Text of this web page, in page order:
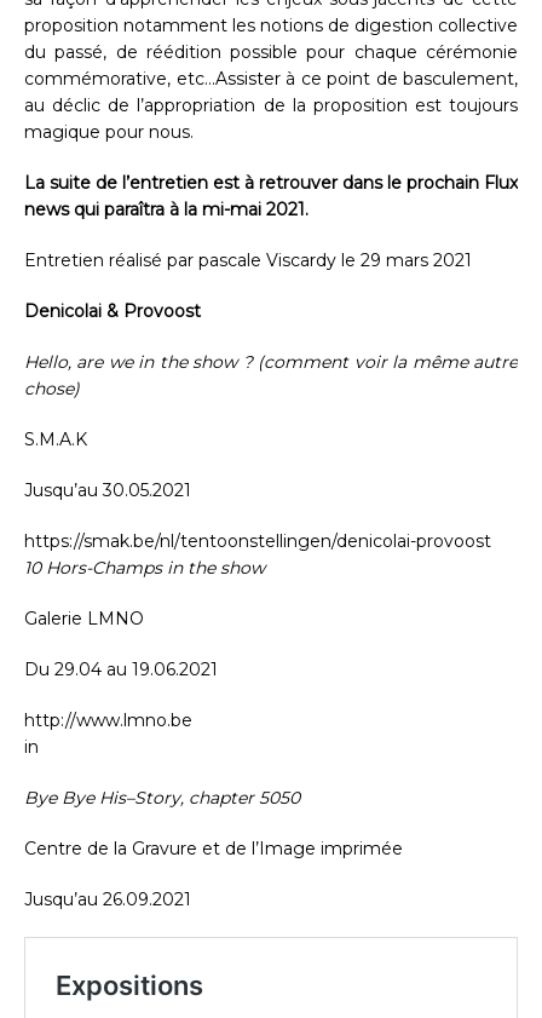
proposition notamment les notions de digestion collective
du passé, de réédition possible pour chaque cérémonie
commémorative, etc…Assister à ce point de basculement,
au déclic de l’appropriation de la proposition est toujours
magique pour nous.
La suite de l’entretien est à retrouver dans le prochain Flux
news qui paraîtra à la mi-mai 2021.
Entretien réalisé par pascale Viscardy le 29 mars 2021
Denicolai & Provoost
Hello, are we in the show ? (comment voir la même autre
chose)
S.M.A.K
Jusqu’au 30.05.2021
https://smak.be/nl/tentoonstellingen/denicolai-provoost
10 Hors-Champs in the show
Galerie LMNO
Du 29.04 au 19.06.2021
http://www.lmno.be
in
Bye Bye His–Story, chapter 5050
Centre de la Gravure et de l’Image imprimée
Jusqu’au 26.09.2021